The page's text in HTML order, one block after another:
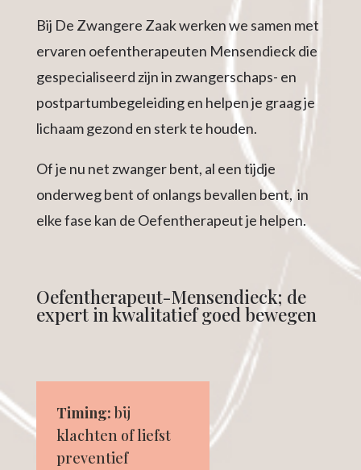
Bij De Zwangere Zaak werken we samen met
ervaren oefentherapeuten Mensendieck die
gespecialiseerd zijn in zwangerschaps- en
postpartumbegeleiding en helpen je graag je
lichaam gezond en sterk te houden.
Of je nu net zwanger bent, al een tijdje
onderweg bent of onlangs bevallen bent, in
elke fase kan de Oefentherapeut je helpen.
Oefentherapeut-Mensendieck; de
expert in kwalitatief goed bewegen
Timing: bij
klachten of liefst
preventief